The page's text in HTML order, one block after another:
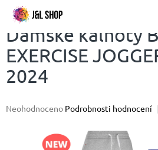
Přejít
obsah
Dámské kalhoty
EXERCISE
2024
Průměrné
Neohodnoceno Podrobnosti hodnocení